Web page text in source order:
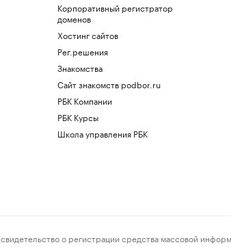
Корпоративный регистратор
доменов
Хостинг сайтов
Рег.решения
Знакомства
Сайт знакомств podbor.ru
РБК Компании
РБК Курсы
Школа управления РБК
о регистрации средства массовой